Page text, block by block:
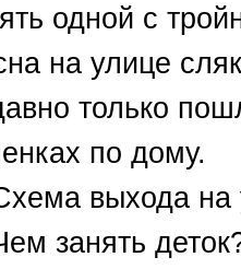
одной с
на улице
только
по дому.
выхода на
занять